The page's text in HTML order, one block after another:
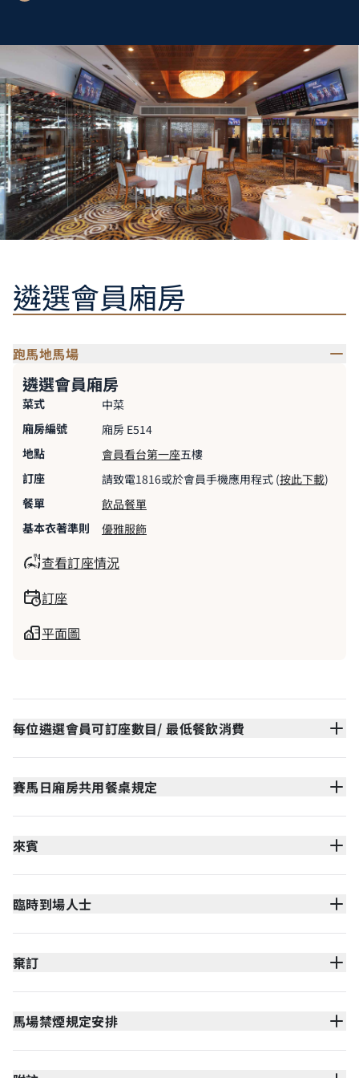
遴選會員廂房
跑馬地馬場
遴選會員廂房
菜式
中菜
廂房編號
廂房 E514
地點
會員看台第一座五樓
訂座
請致電1816或於會員手機應用程式 (按此下載)
餐單
飲品餐單
基本衣著準則
優雅服飾
查看訂座情況
訂座
平面圖
每位遴選會員可訂座數目/ 最低餐飲消費
賽馬日廂房共用餐桌規定
來賓
臨時到場人士
棄訂
馬場禁煙規定安排